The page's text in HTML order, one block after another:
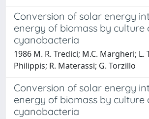
Conversion of solar energy
energy of biomass by culture
cyanobacteria
1986 M. R. Tredici; M.C. Margheri; L.
Philippis; R. Materassi; G. Torzillo
Conversion of solar energy
energy of biomass by culture
cyanobacteria